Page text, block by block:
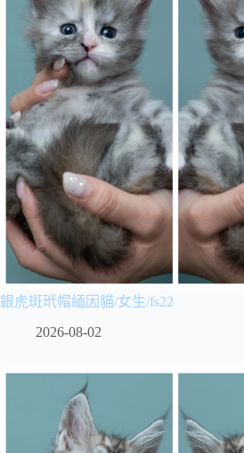
銀虎斑玳帽緬因貓/女生/fs22
2026-08-02